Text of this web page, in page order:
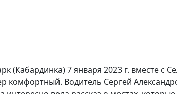
(Кабардинка) 7 января 2023 г. вместе с
комфортный. Водитель Сергей